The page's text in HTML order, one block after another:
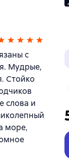
с
Мудрые,
Стойко
слова и
море,